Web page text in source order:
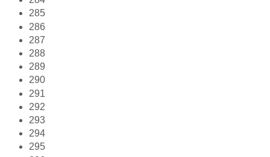
285
286
287
288
289
290
291
292
293
294
295